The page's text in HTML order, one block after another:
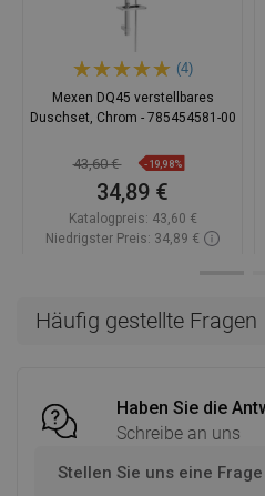
Häufig gestellte Fragen
Haben Sie die
Schreibe an uns
Stellen Sie uns eine Frage
(4)
Mexen DQ45 verstellbares
Duschset, Chrom - 785454581-00
43,60 € -19,98%
34,89 €
Katalogpreis: 43,60 €
Niedrigster Preis: 34,89 €